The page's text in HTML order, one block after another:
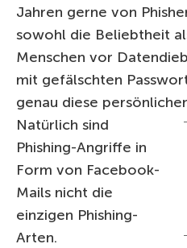
Jahren gerne von
sowohl die Beliebtheit
Menschen vor
mit gefälschten
genau diese
Natürlich sind
Phishing-Angriffe in
Form von Facebook-
Mails nicht die
einzigen Phishing-
Arten.